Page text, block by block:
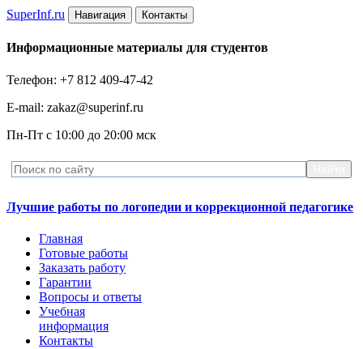
SuperInf.ru Навигация Контакты
Информационные материалы для студентов
Телефон: +7 812 409-47-42
E-mail: zakaz@superinf.ru
Пн-Пт с 10:00 до 20:00 мск
Лучшие работы по логопедии и коррекционной педагогике
Главная
Готовые работы
Заказать работу
Гарантии
Вопросы и ответы
Учебная
информация
Контакты